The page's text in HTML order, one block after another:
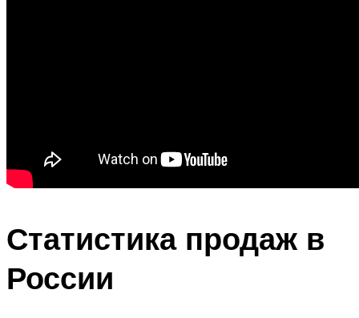
Статистика продаж в
России